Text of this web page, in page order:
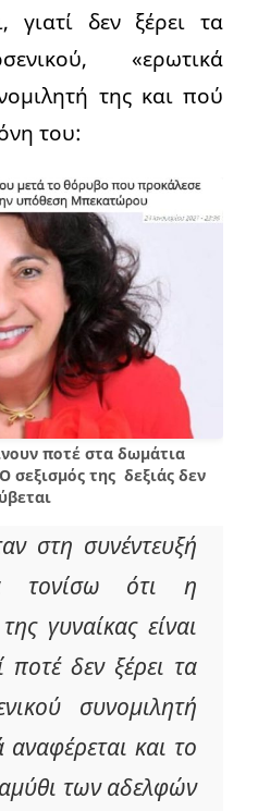
γιατί δεν ξέρει τα
«ερωτικά
της και πού
του:
ποτέ στα δωμάτια
σεξισμός της δεξιάς δεν
στη συνέντευξή
τονίσω ότι η
γυναίκας είναι
ποτέ δεν ξέρει τα
συνομιλητή
και το
των αδελφών